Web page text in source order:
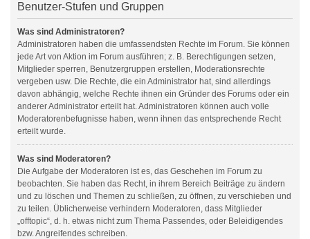
Benutzer-Stufen und Gruppen
Was sind Administratoren?
Administratoren haben die umfassendsten Rechte im Forum. Sie können
jede Art von Aktion im Forum ausführen; z. B. Berechtigungen setzen,
Mitglieder sperren, Benutzergruppen erstellen, Moderationsrechte
vergeben usw. Die Rechte, die ein Administrator hat, sind allerdings
davon abhängig, welche Rechte ihnen ein Gründer des Forums oder ein
anderer Administrator erteilt hat. Administratoren können auch volle
Moderatorenbefugnisse haben, wenn ihnen das entsprechende Recht
erteilt wurde.
Was sind Moderatoren?
Die Aufgabe der Moderatoren ist es, das Geschehen im Forum zu
beobachten. Sie haben das Recht, in ihrem Bereich Beiträge zu ändern
und zu löschen und Themen zu schließen, zu öffnen, zu verschieben und
zu teilen. Üblicherweise verhindern Moderatoren, dass Mitglieder
„offtopic“, d. h. etwas nicht zum Thema Passendes, oder Beleidigendes
bzw. Angreifendes schreiben.